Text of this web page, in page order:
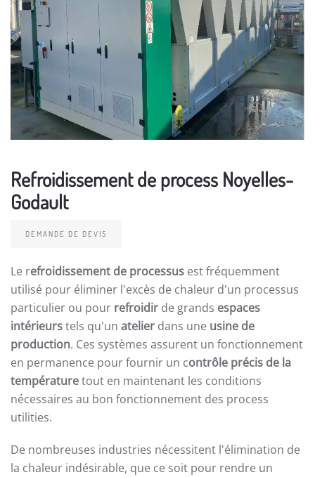
Refroidissement de process Noyelles-
Godault
DEMANDE DE DEVIS
Le refroidissement de processus est fréquemment
utilisé pour éliminer l'excès de chaleur d'un processus
particulier ou pour refroidir de grands espaces
intérieurstels qu'un atelier dans une usine de
production. Ces systèmes assurent un fonctionnement
en permanence pour fournir un contrôle précis de la
températuretout en maintenant les conditions
nécessaires au bon fonctionnement des process
utilities.
De nombreuses industries nécessitent l'élimination de
la chaleur indésirable, que ce soit pour rendre un